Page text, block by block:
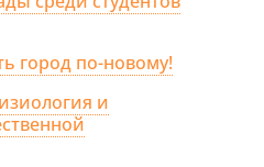
город по-новому!
и